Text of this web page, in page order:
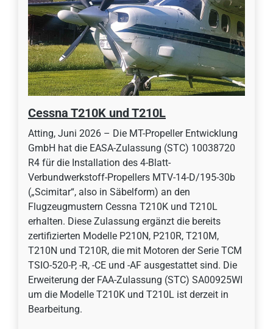
Cessna T210K und T210L
Atting, Juni 2026 – Die MT-Propeller Entwicklung
GmbH hat die EASA-Zulassung (STC) 10038720
R4 für die Installation des 4-Blatt-
Verbundwerkstoff-Propellers MTV-14-D/195-30b
(„Scimitar“, also in Säbelform) an den
Flugzeugmustern Cessna T210K und T210L
erhalten. Diese Zulassung ergänzt die bereits
zertifizierten Modelle P210N, P210R, T210M,
T210N und T210R, die mit Motoren der Serie TCM
TSIO-520-P, -R, -CE und -AF ausgestattet sind. Die
Erweiterung der FAA-Zulassung (STC) SA00925WI
um die Modelle T210K und T210L ist derzeit in
Bearbeitung.